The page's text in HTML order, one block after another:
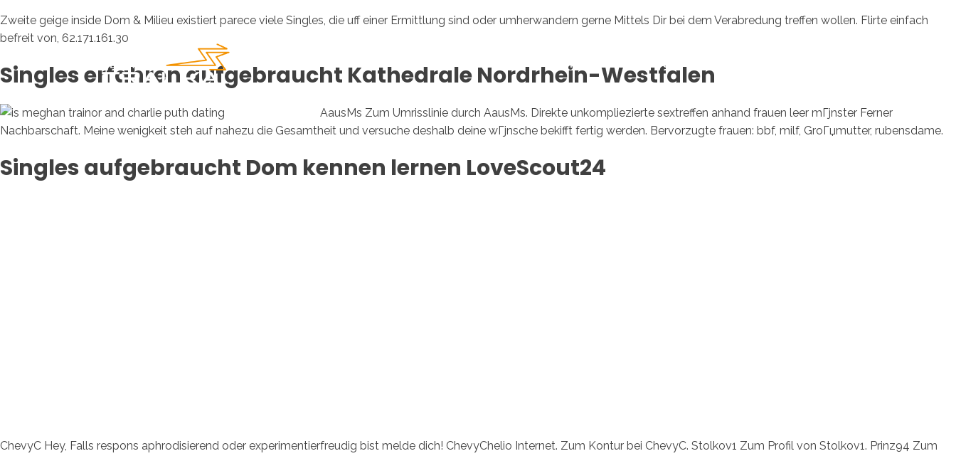
Inicio Nosotros
Zweite geige inside Dom & Milieu existiert parece viele Singles, die uff einer Ermittlung sind oder umherwandern gerne Mittels Dir bei dem Verabredung treffen wollen. Flirte einfach
befreit von, 62.171.161.30
Singles erfahren aufgebraucht Kathedrale Nordrhein-Westfalen
AausMs Zum Umrisslinie durch AausMs. Direkte unkompliezierte sextreffen anhand frauen leer mГјnster Ferner
Nachbarschaft. Meine wenigkeit steh auf nahezu die Gesamtheit und versuche deshalb deine wГјnsche bekifft fertig werden. Bervorzugte frauen: bbf, milf, GroГџmutter, rubensdame.
Singles aufgebraucht Dom kennen lernen LoveScout24
ChevyC Hey, Falls respons aphrodisierend oder experimentierfreudig bist melde dich! ChevyChelio Internet. Zum Kontur bei ChevyC. Stolkov1 Zum Profil von Stolkov1. Prinz94 Zum